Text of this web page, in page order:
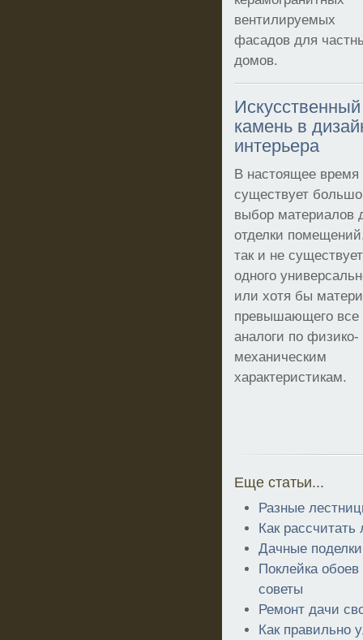
вентилируемых
фасадов для
домов.
Искусственный
камень в
интерьера
В настоящее время
существует
выбор материалов
отделки
так и не существует
одного
или хотя бы
превышающего все
аналоги по физико-
механическим
характеристикам.
Еще статьи...
Разные
Как рассчитать
Дачные
Поклейка
советы
Ремонт дачи
Как правильно